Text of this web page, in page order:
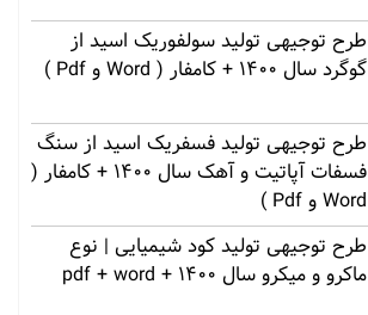
طرح توجیهی تولید سولفوریک اسید از
گوگرد سال 1400 + کامفار ( Word و Pdf )
طرح توجیهی تولید فسفریک اسید از سنگ
فسفات آپاتیت و آهک سال 1400 + کامفار (
Word و Pdf )
طرح توجیهی تولید کود شیمیایی | نوع
ماکرو و میکرو سال 1400 + pdf + word